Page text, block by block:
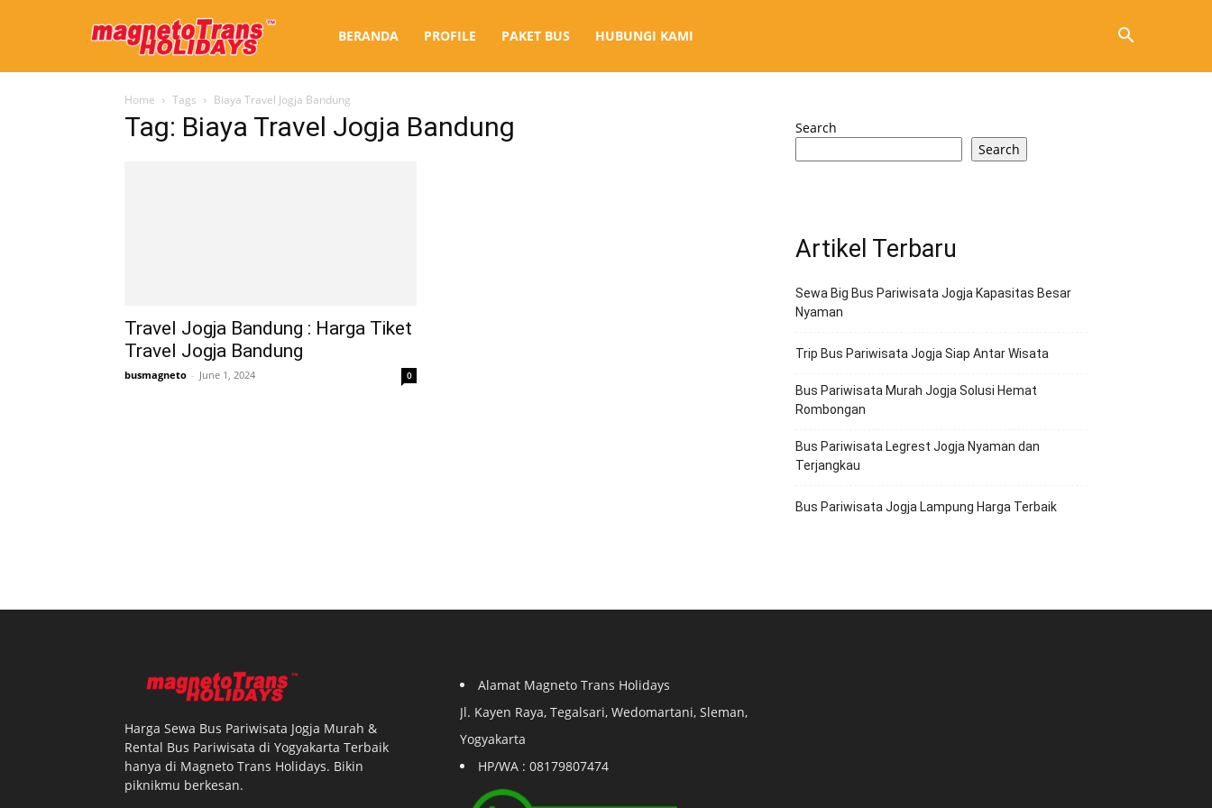
Bus
BERANDA PROFILE PAKET BUS HUBUNGI KAMI
Home Tags Biaya Travel Jogja Bandung
Tag: Biaya Travel Jogja Bandung
Travel Jogja Bandung : Harga Tiket
Travel Jogja Bandung
busmagneto - June 1, 2024 0
Search
Search
Artikel Terbaru
Sewa Big Bus Pariwisata Jogja Kapasitas Besar
Nyaman
Trip Bus Pariwisata Jogja Siap Antar Wisata
Bus Pariwisata Murah Jogja Solusi Hemat
Rombongan
Bus Pariwisata Legrest Jogja Nyaman dan
Terjangkau
Bus Pariwisata Jogja Lampung Harga Terbaik
Harga Sewa Bus Pariwisata Jogja Murah &
Rental Bus Pariwisata di Yogyakarta Terbaik
hanya di Magneto Trans Holidays. Bikin
piknikmu berkesan.
Alamat Magneto Trans Holidays
Jl. Kayen Raya, Tegalsari, Wedomartani, Sleman,
Yogyakarta
HP/WA : 08179807474